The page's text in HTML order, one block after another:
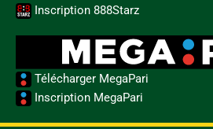
Inscription 888Starz
Télécharger MegaPari
Inscription MegaPari